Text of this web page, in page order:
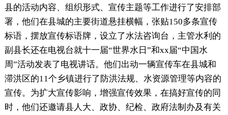
县的活动内容、组织形式、宣传主题等工作进行了安排部
署，他们在县城的主要街道悬挂横幅，张贴150多条宣传
标语，摆放宣传标语牌，设立了水法咨询台，主管水利的
副县长还在电视台就十一届“世界水日”和xx届“中国水
周”活动发表了电视讲话。他们出动一辆宣传车在县城和
滞洪区的11个乡镇进行了防洪法规、水资源管理等内容的
宣传。为扩大宣传影响，增强宣传效果，在搞好宣传的同
时，他们还邀请县人大、政协、纪检、政府法制办及有关